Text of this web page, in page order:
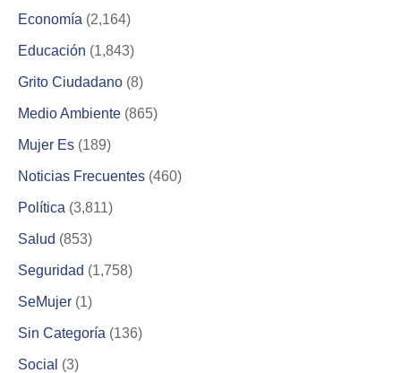
Economía (2,164)
Educación (1,843)
Grito Ciudadano (8)
Medio Ambiente (865)
Mujer Es (189)
Noticias Frecuentes (460)
Política (3,811)
Salud (853)
Seguridad (1,758)
SeMujer (1)
Sin Categoría (136)
Social (3)